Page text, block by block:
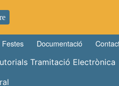
Festes Documentació
Tramitació Electrònica